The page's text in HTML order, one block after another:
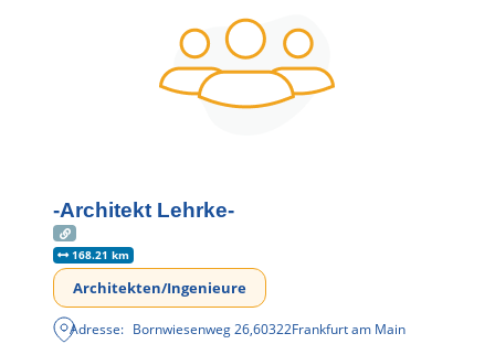
-Architekt Lehrke-
168.21 km
Architekten/Ingenieure
Adresse: Bornwiesenweg 26,60322Frankfurt am Main